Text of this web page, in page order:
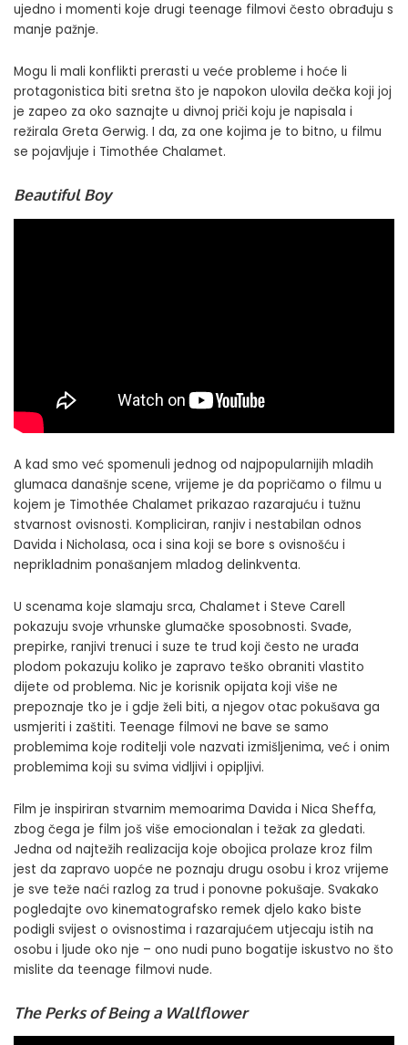
ujedno i momenti koje drugi teenage filmovi često obrađuju s
manje pažnje.
Mogu li mali konflikti prerasti u veće probleme i hoće li
protagonistica biti sretna što je napokon ulovila dečka koji joj
je zapeo za oko saznajte u divnoj priči koju je napisala i
režirala Greta Gerwig. I da, za one kojima je to bitno, u filmu
se pojavljuje i Timothée Chalamet.
Beautiful Boy
A kad smo već spomenuli jednog od najpopularnijih mladih
glumaca današnje scene, vrijeme je da popričamo o filmu u
kojem je Timothée Chalamet prikazao razarajuću i tužnu
stvarnost ovisnosti. Kompliciran, ranjiv i nestabilan odnos
Davida i Nicholasa, oca i sina koji se bore s ovisnošću i
neprikladnim ponašanjem mladog delinkventa.
U scenama koje slamaju srca, Chalamet i Steve Carell
pokazuju svoje vrhunske glumačke sposobnosti. Svađe,
prepirke, ranjivi trenuci i suze te trud koji često ne urađa
plodom pokazuju koliko je zapravo teško obraniti vlastito
dijete od problema. Nic je korisnik opijata koji više ne
prepoznaje tko je i gdje želi biti, a njegov otac pokušava ga
usmjeriti i zaštiti. Teenage filmovi ne bave se samo
problemima koje roditelji vole nazvati izmišljenima, već i onim
problemima koji su svima vidljivi i opipljivi.
Film je inspiriran stvarnim memoarima Davida i Nica Sheffa,
zbog čega je film još više emocionalan i težak za gledati.
Jedna od najtežih realizacija koje obojica prolaze kroz film
jest da zapravo uopće ne poznaju drugu osobu i kroz vrijeme
je sve teže naći razlog za trud i ponovne pokušaje. Svakako
pogledajte ovo kinematografsko remek djelo kako biste
podigli svijest o ovisnostima i razarajućem utjecaju istih na
osobu i ljude oko nje – ono nudi puno bogatije iskustvo no što
mislite da teenage filmovi nude.
The Perks of Being a Wallflower